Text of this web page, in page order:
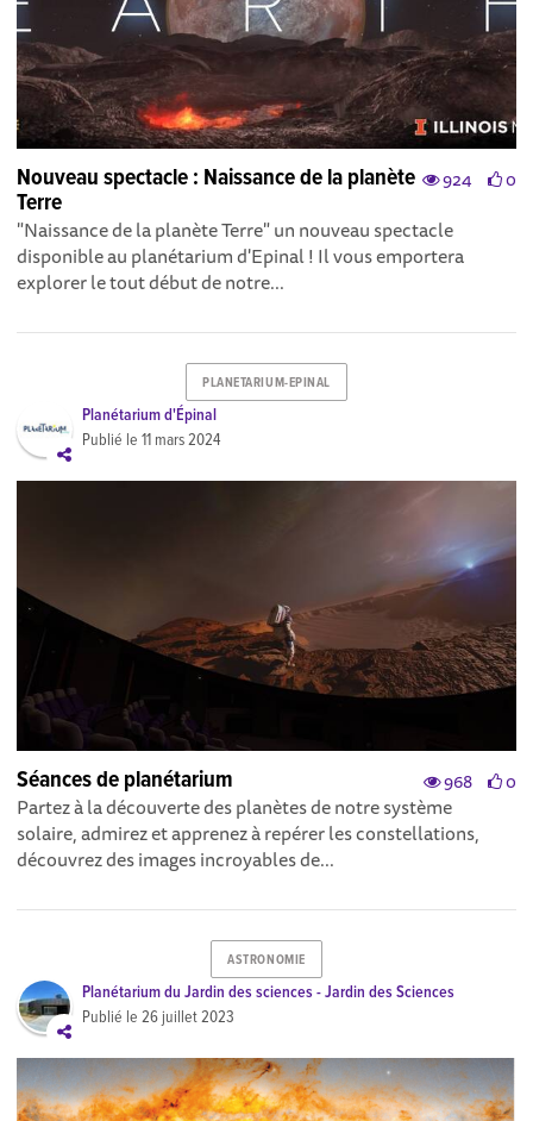
924 0
Nouveau spectacle : Naissance de la planète
Terre
"Naissance de la planète Terre" un nouveau spectacle
disponible au planétarium d'Epinal ! Il vous emportera
explorer le tout début de notre...
PLANETARIUM-EPINAL
Planétarium d'Épinal
Publié le11 mars 2024
968 0
Séances de planétarium
Partez à la découverte des planètes de notre système
solaire, admirez et apprenez à repérer les constellations,
découvrez des images incroyables de...
ASTRONOMIE
Planétarium du Jardin des sciences - Jardin des Sciences
Publié le26 juillet 2023